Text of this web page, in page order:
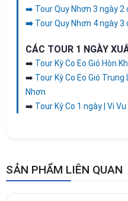
➡️ Tour Quy Nhơn 3 ngày
➡️ Tour Quy Nhơn 4 ngày
CÁC TOUR 1 NGÀY
➡️ Tour Kỳ Co Eo Gió Hòn
➡️ Tour Kỳ Co Eo Gió
Nhơn
➡️ Tour Kỳ Co 1 ngày | Vi
SẢN PHẨM LIÊN QUAN